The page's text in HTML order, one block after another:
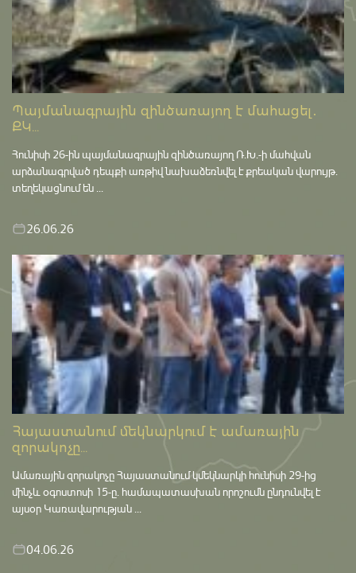
Պայմանագրային զինծառայող է մահացել․
ՔԿ...
Հունիսի 26-ին պայմանագրային զինծառայող Ռ.Խ.-ի մահվան
արձանագրված դեպքի առթիվ նախաձեռնվել է քրեական վարույթ․
տեղեկացնում են ...
26.06.26
Հայաստանում մեկնարկում է ամառային
զորակոչը...
Ամառային զորակոչը Հայաստանում կմեկնարկի հունիսի 29-ից
մինչև օգոստոսի 15-ը․ համապատասխան որոշումն ընդունվել է
այսօր Կառավարության ...
04.06.26